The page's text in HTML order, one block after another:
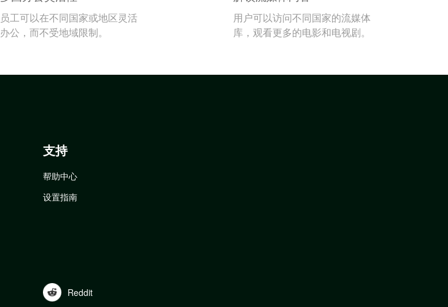
员工可以在不同国家或地区灵活
办公，而不受地域限制。
用户可以访问不同国家的流媒体
库，观看更多的电影和电视剧。
支持
帮助中心
设置指南
Reddit